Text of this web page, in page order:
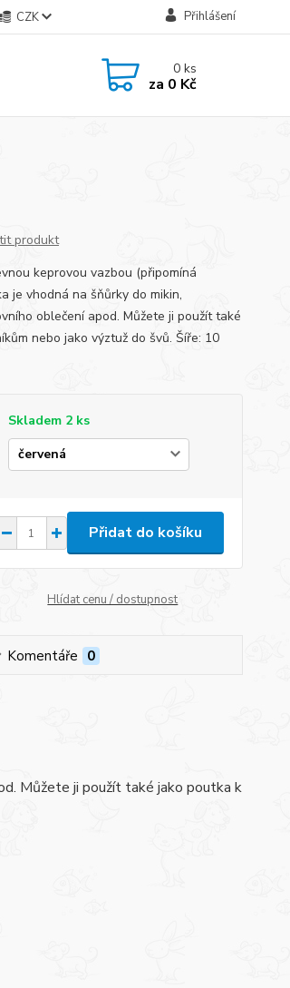
CZK Přihlášení
0ks
za 0 Kč
produkt
keprovou vazbou (připomíná
je vhodná na šňůrky do mikin,
oblečení apod. Můžete ji použít také
nebo jako výztuž do švů. Šíře: 10
Skladem 2 ks
Přidat do košíku
Hlídat cenu / dostupnost
Komentáře 0
Můžete ji použít také jako poutka k